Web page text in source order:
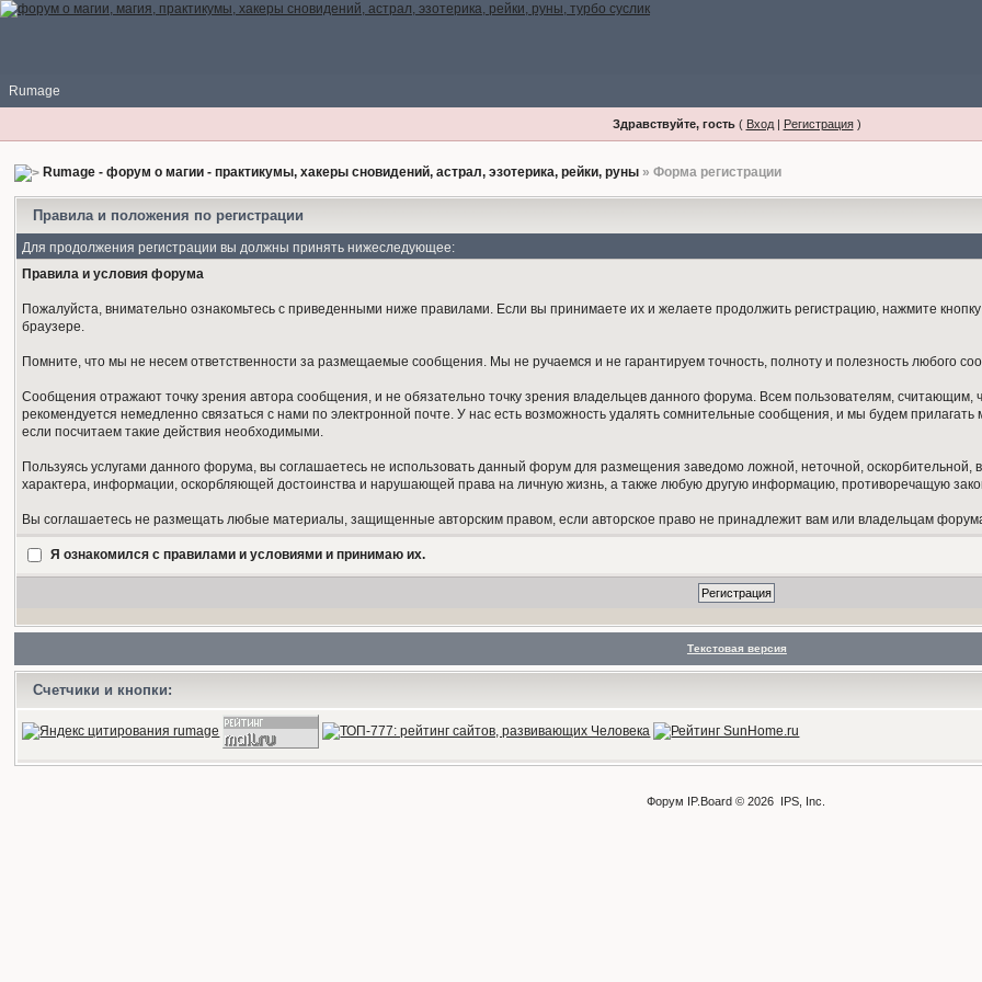
Rumage
Здравствуйте, гость( Вход| Регистрация)
Rumage - форум о магии - практикумы, хакеры сновидений, астрал, эзотерика, рейки, руны » Форма регистрации
Правила и положения по регистрации
Для продолжения регистрации вы должны принять нижеследующее:
Правила и условия форума
Пожалуйста, внимательно ознакомьтесь с приведенными ниже правилами. Если вы принимаете их и желаете продолжить регистрацию, нажмите
браузере.
Помните, что мы не несем ответственности за размещаемые сообщения. Мы не ручаемся и не гарантируем точность, полноту и полезность любого
Сообщения отражают точку зрения автора сообщения, и не обязательно точку зрения владельцев данного форума. Всем пользователям,
рекомендуется немедленно связаться с нами по электронной почте. У нас есть возможность удалять сомнительные сообщения, и мы будем
если посчитаем такие действия необходимыми.
Пользуясь услугами данного форума, вы соглашаетесь не использовать данный форум для размещения заведомо ложной, неточной,
характера, информации, оскорбляющей достоинства и нарушающей права на личную жизнь, а также любую другую информацию, противоречащую
Вы соглашаетесь не размещать любые материалы, защищенные авторским правом, если авторское право не принадлежит вам или владельцам
Я ознакомился с правилами и условиями и принимаю их.
Текстовая версия
Счетчики и кнопки:
Форум IP.Board © 2026 IPS, Inc